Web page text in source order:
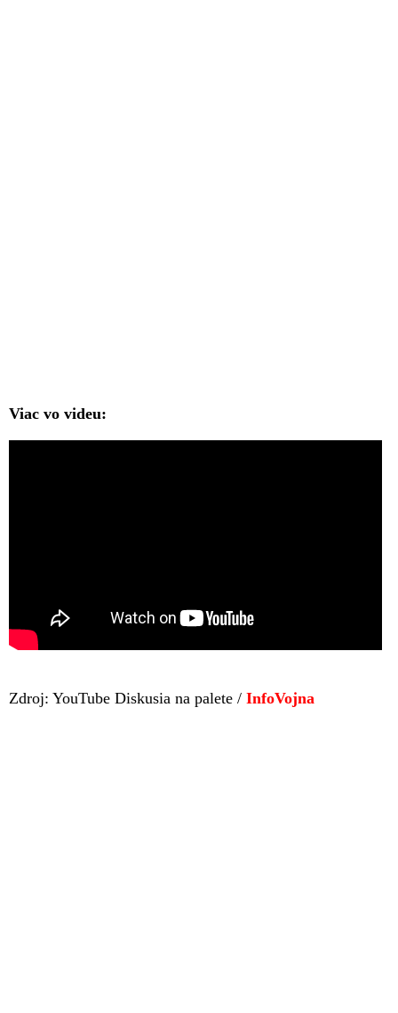
Viac vo videu:
Zdroj: YouTube Diskusia na palete / InfoVojna